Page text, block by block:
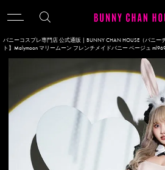
バニーコスプレ専門店 公式通販 | BUNNY CHAN HOUSE（バニー
ト】Malymoon マリームーン フレンチメイドバニー ベージュ